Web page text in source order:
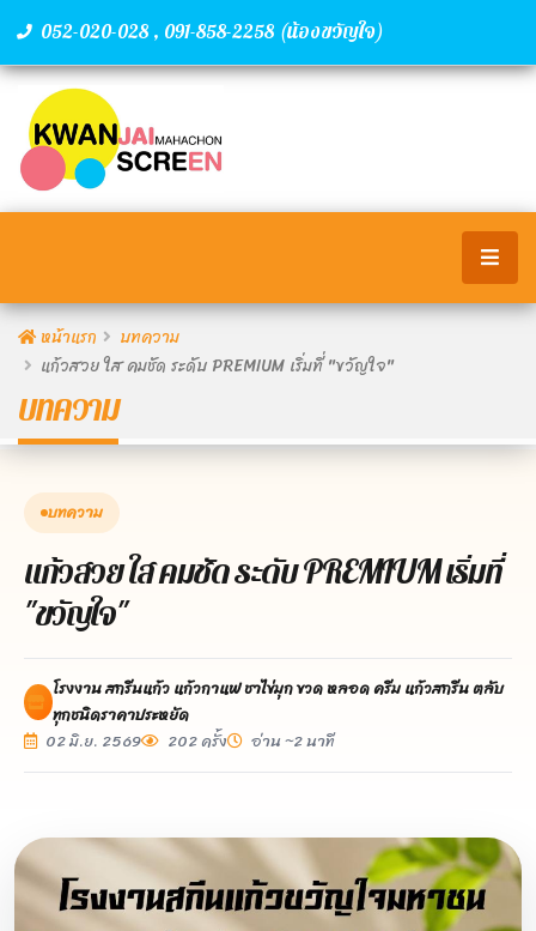
052-020-028 , 091-858-2258 (น้องขวัญใจ)
หน้าแรก
บทความ
แก้วสวย ใส คมชัด ระดับ PREMIUM เริ่มที่ "ขวัญใจ"
บทความ
บทความ
แก้วสวย ใส คมชัด ระดับ PREMIUM เริ่มที่
"ขวัญใจ"
โรงงาน สกรีนแก้ว แก้วกาแฟ ชาไข่มุก ขวด หลอด ครีม แก้วสกรีน ตลับ
ทุกชนิดราคาประหยัด
02 มิ.ย. 2569
202 ครั้ง อ่าน ~2 นาที